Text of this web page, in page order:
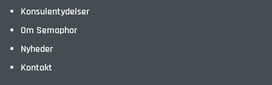
Konsulentydelser
Om Semaphor
Nyheder
Kontakt